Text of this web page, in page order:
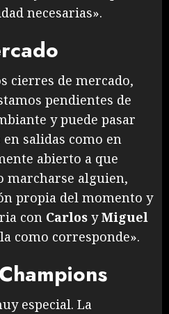
necesarias».
cierres de mercado,
pendientes de
y puede pasar
salidas como en
abierto a que
marcharse alguien,
propia del momento y
con Carlos yMiguel
como corresponde».
especial. La